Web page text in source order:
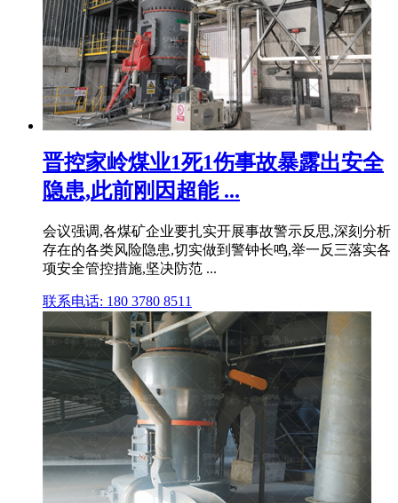
晋控家岭煤业1死1伤事故暴露出安全
隐患,此前刚因超能 ...
会议强调,各煤矿企业要扎实开展事故警示反思,深刻分析
存在的各类风险隐患,切实做到警钟长鸣,举一反三落实各
项安全管控措施,坚决防范 ...
联系电话: 180 3780 8511